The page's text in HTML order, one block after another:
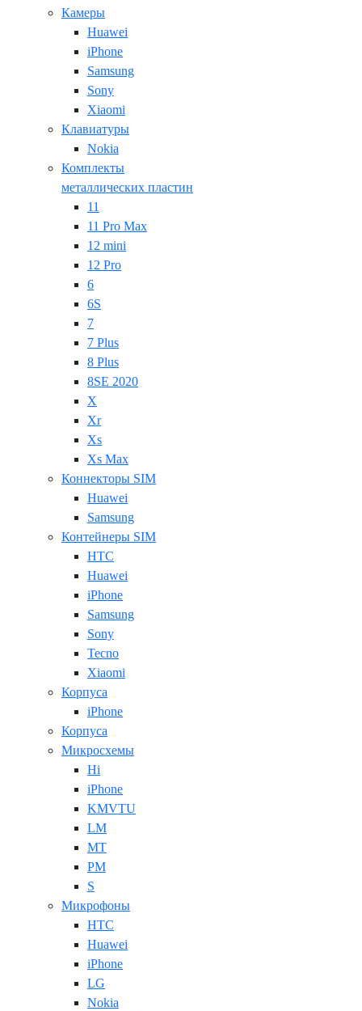
Камеры
Huawei
iPhone
Samsung
Sony
Xiaomi
Клавиатуры
Nokia
Комплекты
металлических пластин
11
11 Pro Max
12 mini
12 Pro
6
6S
7
7 Plus
8 Plus
8SE 2020
X
Xr
Xs
Xs Max
Коннекторы SIM
Huawei
Samsung
Контейнеры SIM
HTC
Huawei
iPhone
Samsung
Sony
Tecno
Xiaomi
Корпуса
iPhone
Корпуса
Микросхемы
Hi
iPhone
KMVTU
LM
MT
PM
S
Микрофоны
HTC
Huawei
iPhone
LG
Nokia